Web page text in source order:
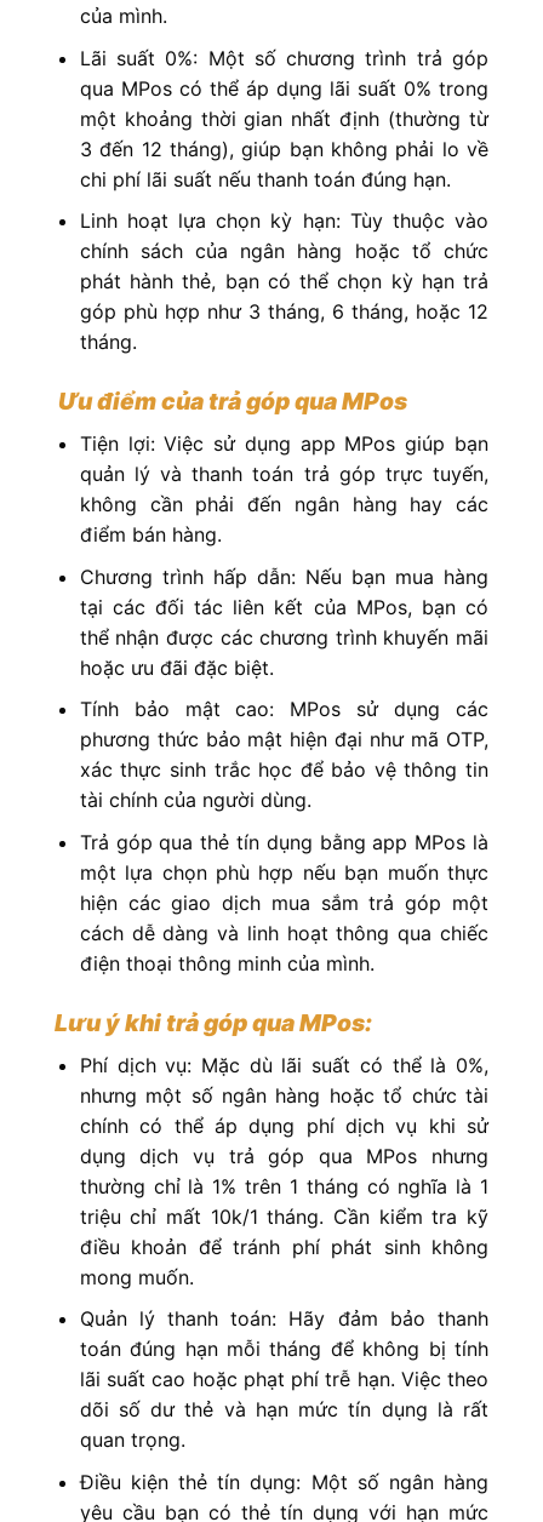
của mình.
Lãi suất 0%: Một số chương trình trả góp
qua MPos có thể áp dụng lãi suất 0% trong
một khoảng thời gian nhất định (thường từ
3 đến 12 tháng), giúp bạn không phải lo về
chi phí lãi suất nếu thanh toán đúng hạn.
Linh hoạt lựa chọn kỳ hạn: Tùy thuộc vào
chính sách của ngân hàng hoặc tổ chức
phát hành thẻ, bạn có thể chọn kỳ hạn trả
góp phù hợp như 3 tháng, 6 tháng, hoặc 12
tháng.
Ưu điểm của trả góp qua MPos
Tiện lợi: Việc sử dụng app MPos giúp bạn
quản lý và thanh toán trả góp trực tuyến,
không cần phải đến ngân hàng hay các
điểm bán hàng.
Chương trình hấp dẫn: Nếu bạn mua hàng
tại các đối tác liên kết của MPos, bạn có
thể nhận được các chương trình khuyến mãi
hoặc ưu đãi đặc biệt.
Tính bảo mật cao: MPos sử dụng các
phương thức bảo mật hiện đại như mã OTP,
xác thực sinh trắc học để bảo vệ thông tin
tài chính của người dùng.
Trả góp qua thẻ tín dụng bằng app MPos là
một lựa chọn phù hợp nếu bạn muốn thực
hiện các giao dịch mua sắm trả góp một
cách dễ dàng và linh hoạt thông qua chiếc
điện thoại thông minh của mình.
Lưu ý khi trả góp qua MPos:
Phí dịch vụ: Mặc dù lãi suất có thể là 0%,
nhưng một số ngân hàng hoặc tổ chức tài
chính có thể áp dụng phí dịch vụ khi sử
dụng dịch vụ trả góp qua MPos nhưng
thường chỉ là 1% trên 1 tháng có nghĩa là 1
triệu chỉ mất 10k/1 tháng. Cần kiểm tra kỹ
điều khoản để tránh phí phát sinh không
mong muốn.
Quản lý thanh toán: Hãy đảm bảo thanh
toán đúng hạn mỗi tháng để không bị tính
lãi suất cao hoặc phạt phí trễ hạn. Việc theo
dõi số dư thẻ và hạn mức tín dụng là rất
quan trọng.
Điều kiện thẻ tín dụng: Một số ngân hàng
yêu cầu bạn có thẻ tín dụng với hạn mức